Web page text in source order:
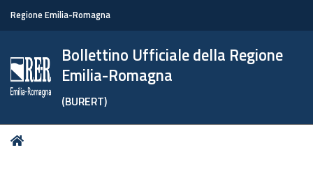
Regione Emilia-Romagna
Bollettino Ufficiale della Regione
Emilia-Romagna
(BURERT)
Tu